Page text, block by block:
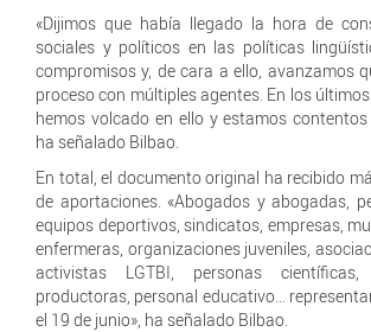
«Dijimos que había llegado la hora de
sociales y políticos en las políticas
compromisos y, de cara a ello, avanzamos
proceso con múltiples agentes. En los
hemos volcado en ello y estamos
ha señalado Bilbao.
En total, el documento original ha recibido
de aportaciones. «Abogados y abogadas,
equipos deportivos, sindicatos, empresas,
enfermeras, organizaciones juveniles,
activistas LGTBI, personas
productoras, personal educativo…
el 19 de junio», ha señalado Bilbao.